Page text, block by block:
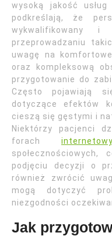
wysoką jakość
podkreślają, że
wykwalifikowany i
przeprowadzaniu
uwagę na
oraz kompleksową
przygotowanie do
Często pojawiają
dotyczące efektów
cieszą się gęstymi i
Niektórzy pacjenci
forach
podjęciu decyzji o
również zwrócić
mogą dotyczyć
niezgodności
Jak